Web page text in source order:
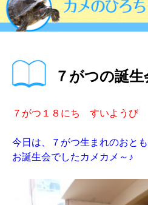
７がつの誕
７がつ１８にち すいようび
今日は、７がつ生まれのおと
お誕生会でしたカメカメ～♪